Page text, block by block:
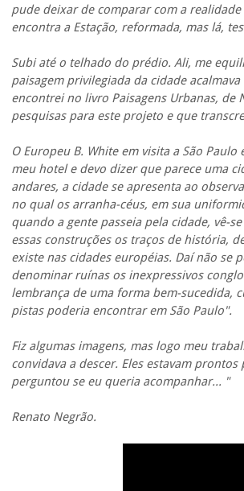
pude deixar de comparar com a
encontra a Estação, reformada, mas lá,
Subi até o telhado do prédio. Ali, me
paisagem privilegiada da cidade
encontrei no livro Paisagens Urbanas, de
pesquisas para este projeto e que
O Europeu B. White em visita a São
meu hotel e devo dizer que parece uma
andares, a cidade se apresenta ao
no qual os arranha-céus, em sua
quando a gente passeia pela cidade, vê-
essas construções os traços de história,
existe nas cidades européias. Daí não se
denominar ruínas os inexpressivos
lembrança de uma forma bem-sucedida,
pistas poderia encontrar em São Paulo".
Fiz algumas imagens, mas logo meu
convidava a descer. Eles estavam
perguntou se eu queria acompanhar... "
Renato Negrão.